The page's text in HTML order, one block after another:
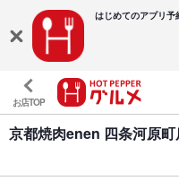
はじめてのアプリ予
お店TOP
京都焼肉enen 四条河原町